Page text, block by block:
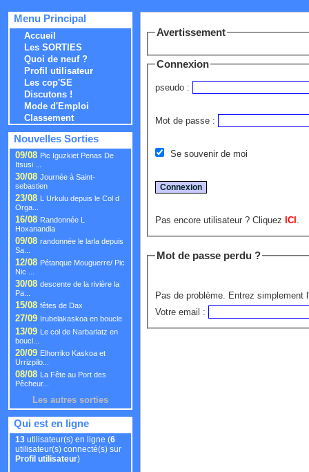
Menu Principal
Accueil
Les SORTIES
Quoi de neuf ?
Profil utilisateur
Les cop'SE
Discutons !
Mode d'Emploi
Classement
Nouvelles Sorties
09/08 Pic Iguzkiet Penas De
Itsusi ...
30/08 Journée à Saint-
sebastien
23/08 L Urkulu depuis le Col d
Orga...
16/08 Randonnée L
Hoxanandia
09/08 randonnée le larla depuis
Sa...
12/08 Pétanque Mouguerre/ Pic
Nic ...
30/08 descente de la rivière la
Pa...
15/08 fêtes de Dax
27/09 Irubelakaskoa en boucle
13/09 Le col de Narbarlatz en
boucl...
20/09 Elhorriko Kaskoa et
Urrizpilo...
08/08 La Fête au Port des
Pêcheur...
Les autres sorties
Qui est en ligne
13 utilisateur(s) en ligne (6
utilisateur(s) connecté(s) sur
Profil utilisateur)
Avertissement
Connexion
pseudo :
Mot de passe :
Se souvenir de moi
Pas encore utilisateur ? Cliquez ICI
Mot de passe perdu ?
Pas de problème. Entrez simplement
Votre email :